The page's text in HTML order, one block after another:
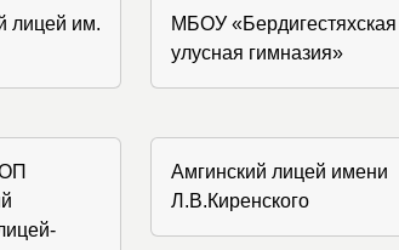
лицей им.
МБОУ «Бердигестяхская
улусная гимназия»
Амгинский лицей имени
Л.В.Киренского